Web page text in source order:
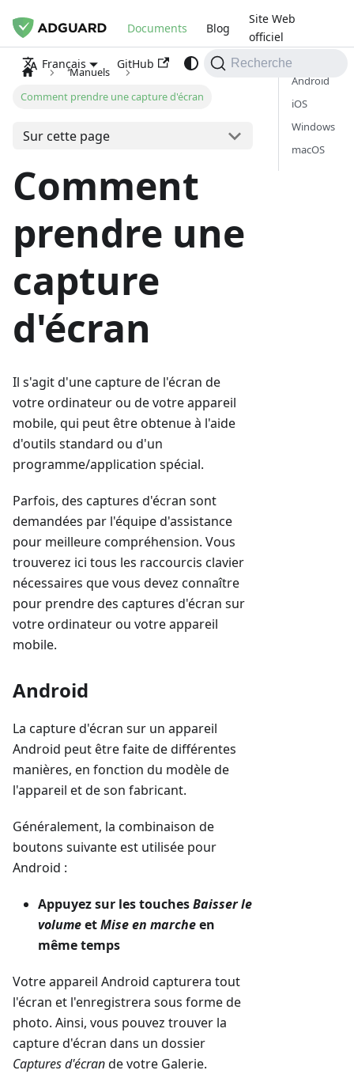
Documents Blog
Site Web
officiel
Français
GitHub Recherche
Manuels
Comment prendre une capture d'écran
Sur cette page
Comment
prendre une
capture
d'écran
Il s'agit d'une capture de l'écran de
votre ordinateur ou de votre appareil
mobile, qui peut être obtenue à l'aide
d'outils standard ou d'un
programme/application spécial.
Parfois, des captures d'écran sont
demandées par l'équipe d'assistance
pour meilleure compréhension. Vous
trouverez ici tous les raccourcis clavier
nécessaires que vous devez connaître
pour prendre des captures d'écran sur
votre ordinateur ou votre appareil
mobile.
Android
La capture d'écran sur un appareil
Android peut être faite de différentes
manières, en fonction du modèle de
l'appareil et de son fabricant.
Généralement, la combinaison de
boutons suivante est utilisée pour
Android :
Appuyez sur les touchesBaisser le
volumeetMise en marcheen
même temps
Votre appareil Android capturera tout
l'écran et l'enregistrera sous forme de
photo. Ainsi, vous pouvez trouver la
capture d'écran dans un dossier
Captures d'écrande votre Galerie.
Android
iOS
Windows
macOS